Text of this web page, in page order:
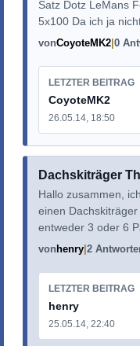
Satz Dotz LeMans
5x100 Da ich ja nicht
vonCoyoteMK2 0
LETZTER BEITRAG
CoyoteMK2
26.05.14, 18:50
Dachskiträger
Hallo zusammen,
einen
entweder 3 oder 6
von henry 2
LETZTER BEITRAG
henry
25.05.14, 22:40